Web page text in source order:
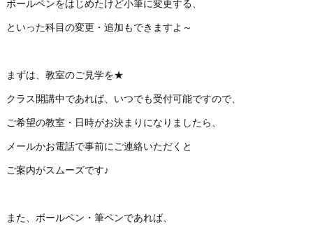
ボールペンをはじめたけど小筆に変更する、
といった科目の変更・追加もできますよ～
まずは、教室のご見学を★
クラス開講中であれば、いつでも受付可能ですので、
ご希望の教室・日時がお決まりになりましたら、
メールかお電話で事前にご連絡いただくと
ご案内がスムーズです♪
また、ボールペン・筆ペンであれば、